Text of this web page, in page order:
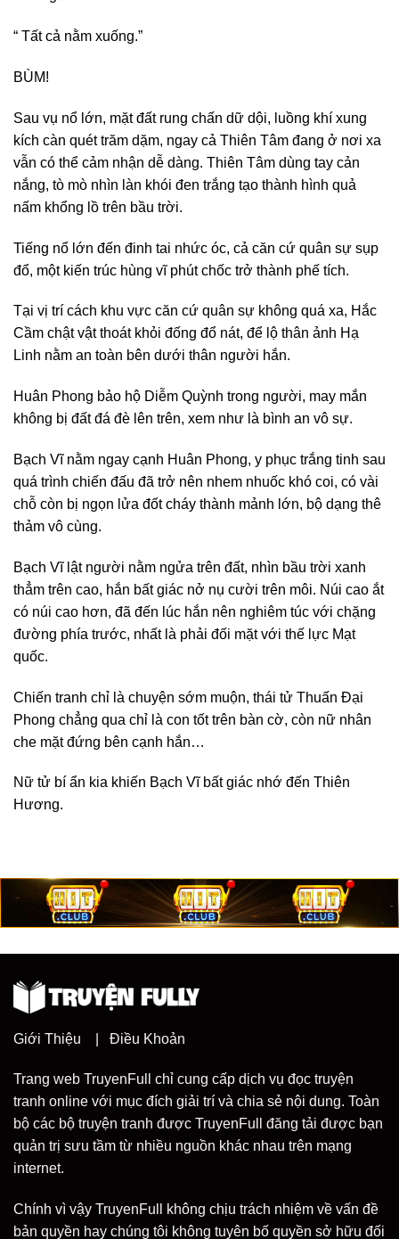
“ Tất cả nằm xuống.”
BÙM!
Sau vụ nổ lớn, mặt đất rung chấn dữ dội, luồng khí xung
kích càn quét trăm dặm, ngay cả Thiên Tâm đang ở nơi xa
vẫn có thể cảm nhận dễ dàng. Thiên Tâm dùng tay cản
nắng, tò mò nhìn làn khói đen trắng tạo thành hình quả
nấm khổng lồ trên bầu trời.
Tiếng nổ lớn đến đinh tai nhức óc, cả căn cứ quân sự sụp
đổ, một kiến trúc hùng vĩ phút chốc trở thành phế tích.
Tại vị trí cách khu vực căn cứ quân sự không quá xa, Hắc
Cầm chật vật thoát khỏi đống đổ nát, để lộ thân ảnh Hạ
Linh nằm an toàn bên dưới thân người hắn.
Huân Phong bảo hộ Diễm Quỳnh trong người, may mắn
không bị đất đá đè lên trên, xem như là bình an vô sự.
Bạch Vĩ nằm ngay cạnh Huân Phong, y phục trắng tinh sau
quá trình chiến đấu đã trở nên nhem nhuốc khó coi, có vài
chỗ còn bị ngọn lửa đốt cháy thành mảnh lớn, bộ dạng thê
thảm vô cùng.
Bạch Vĩ lật người nằm ngửa trên đất, nhìn bầu trời xanh
thẳm trên cao, hắn bất giác nở nụ cười trên môi. Núi cao ắt
có núi cao hơn, đã đến lúc hắn nên nghiêm túc với chặng
đường phía trước, nhất là phải đối mặt với thế lực Mạt
quốc.
Chiến tranh chỉ là chuyện sớm muộn, thái tử Thuấn Đại
Phong chẳng qua chỉ là con tốt trên bàn cờ, còn nữ nhân
che mặt đứng bên cạnh hắn…
Nữ tử bí ẩn kia khiến Bạch Vĩ bất giác nhớ đến Thiên
Hương.
Giới Thiệu Điều Khoản
Trang web TruyenFull chỉ cung cấp dịch vụ đọc truyện
tranh online với mục đích giải trí và chia sẻ nội dung. Toàn
bộ các bộ truyện tranh được TruyenFull đăng tải được bạn
quản trị sưu tầm từ nhiều nguồn khác nhau trên mạng
internet.
Chính vì vậy TruyenFull không chịu trách nhiệm về vấn đề
bản quyền hay chúng tôi không tuyên bố quyền sở hữu đối